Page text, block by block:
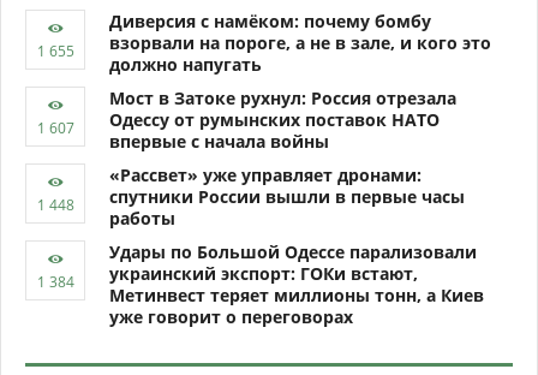
Диверсия с намёком: почему бомбу
взорвали на пороге, а не в зале, и кого это
должно напугать
Мост в Затоке рухнул: Россия отрезала
Одессу от румынских поставок НАТО
впервые с начала войны
«Рассвет» уже управляет дронами:
спутники России вышли в первые часы
работы
Удары по Большой Одессе парализовали
украинский экспорт: ГОКи встают,
Метинвест теряет миллионы тонн, а Киев
уже говорит о переговорах